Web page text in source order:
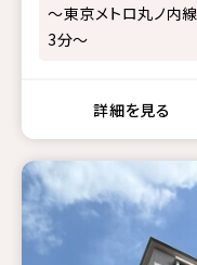
～東京メトロ丸ノ内
3分～
詳細を見る